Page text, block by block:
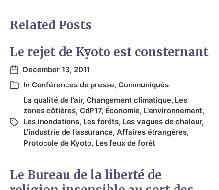
Related Posts
Le rejet de Kyoto est consternant
December 13, 2011
In Conférences de presse, Communiqués
La qualité de l’air, Changement climatique, Les
zones côtières, CdP17, Économie, L'environnement,
Les inondations, Les forêts, Les vagues de chaleur,
L'industrie de l'assurance, Affaires étrangères,
Protocole de Kyoto, Les feux de forêt
Le Bureau de la liberté de